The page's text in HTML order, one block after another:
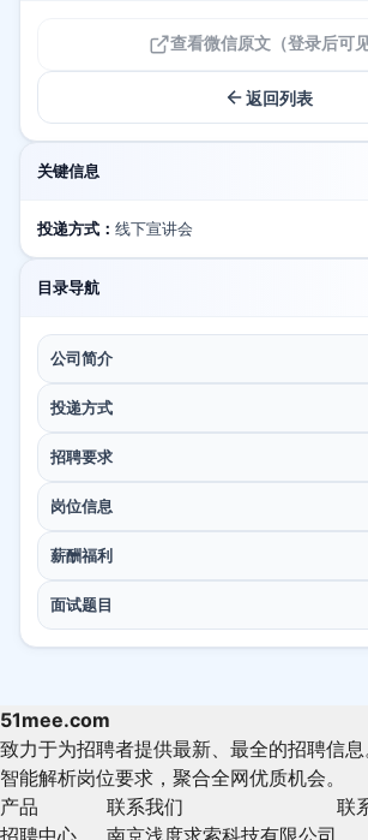
查看微信原文（登录后可见
返回列表
关键信息
投递方式： 线下宣讲会
目录导航
公司简介
投递方式
招聘要求
岗位信息
薪酬福利
面试题目
51mee.com
致力于为招聘者提供最新、最全的招聘信息
智能解析岗位要求，聚合全网优质机会。
产品
招聘中心
联系我们
南京浅度求索科技有限公司
联